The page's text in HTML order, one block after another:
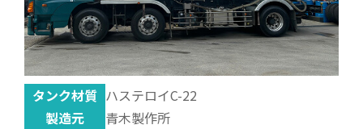
タンク材質 ハステロイC-22
製造元
青木製作所